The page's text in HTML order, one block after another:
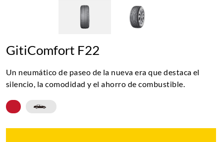
GitiComfort F22
Un neumático de paseo de la nueva era que destaca el
silencio, la comodidad y el ahorro de combustible.